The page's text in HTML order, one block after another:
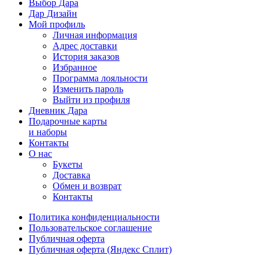
Выбор Дара
Дар Дизайн
Мой профиль
Личная информация
Адрес доставки
История заказов
Избранное
Программа лояльности
Изменить пароль
Выйти из профиля
Дневник Дара
Подарочные карты
и наборы
Контакты
О нас
Букеты
Доставка
Обмен и возврат
Контакты
Политика конфиденциальности
Пользовательское соглашение
Публичная оферта
Публичная оферта (Яндекс Сплит)